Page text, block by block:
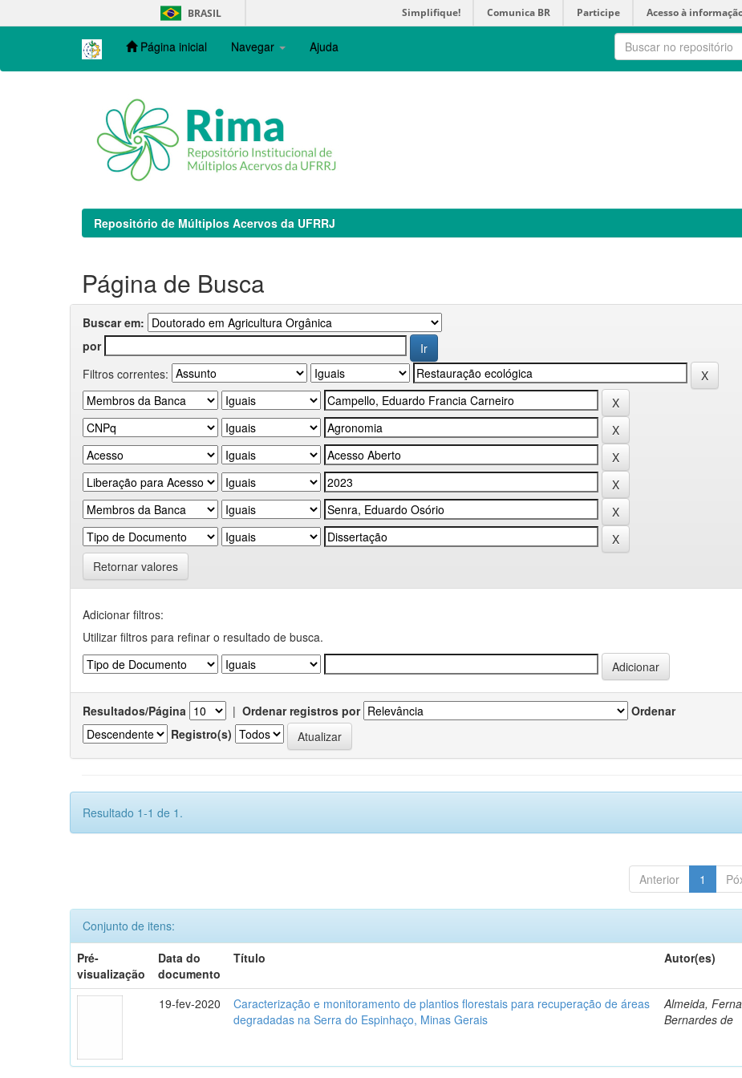
navigation
BRASIL Simplifique! Comunica BR Participe Acesso à
Página inicial Navegar Ajuda
Repositório de Múltiplos Acervos da UFRRJ
Página de Busca
Buscar em:
por
Filtros correntes:
Retornar valores
Adicionar filtros:
Utilizar filtros para refinar o resultado de busca.
Resultados/Página | Ordenar registros por
Ordenar
Registro(s)
Resultado 1-1 de 1.
Anterior 1
Conjunto de itens:
Pré-
visualização
Data do
documento
Título Autor(es)
19-fev-2020
Caracterização e monitoramento de plantios florestais para recuperação de áreas
degradadas na Serra do Espinhaço, Minas Gerais
Almeida,
Bernardes de